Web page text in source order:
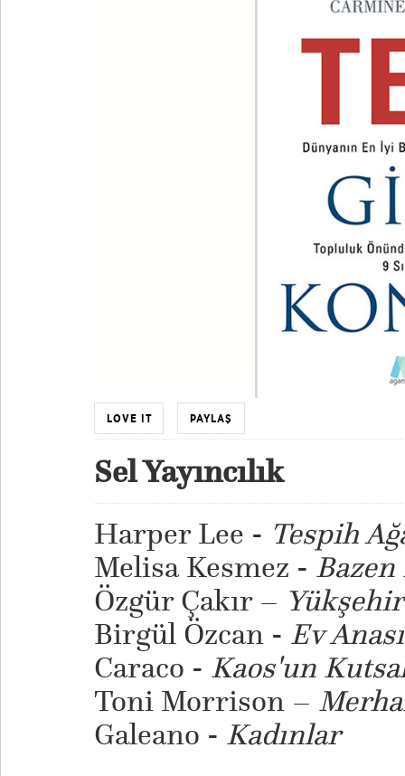
LOVE IT PAYLAŞ
Sel Yayıncılık
Harper Lee - Tespih
Melisa Kesmez - Bazen
Özgür Çakır – Yükşehir
Birgül Özcan - Ev Anası
Caraco - Kaos'un
Toni Morrison –
Galeano - Kadınlar